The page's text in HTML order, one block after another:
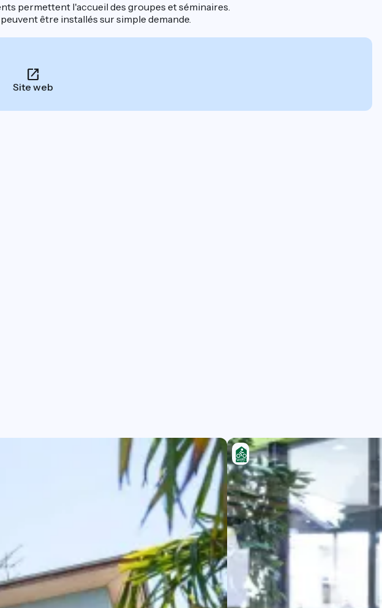
permettent l'accueil des groupes et séminaires.
être installés sur simple demande.
Site web